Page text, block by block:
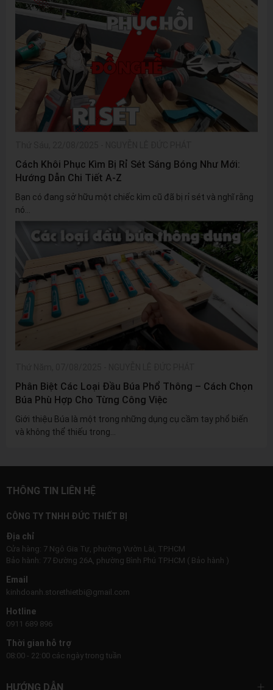
Cách Khôi Phục Kìm Bị Rỉ Sét Sáng Bóng Như Mới:
Hướng Dẫn Chi Tiết A-Z
Bạn có đang sở hữu một chiếc kìm cũ đã bị rỉ sét và nghĩ rằng
nó...
Phân Biệt Các Loại Đầu Búa Phổ Thông – Cách Chọn
Búa Phù Hợp Cho Từng Công Việc
Giới thiệu Búa là một trong những dụng cụ cầm tay phổ biến
và không thể thiếu trong...
THÔNG TIN LIÊN HỆ
CÔNG TY TNHH ĐỨC THIẾT BỊ
Địa chỉ
Cửa hàng: 7 Ngô Gia Tự, phường Vườn Lài, TP.HCM
Bảo hành: 77 Đường 26A, phường Bình Phú TP.HCM ( Bảo hành )
Email
kinhdoanh.storethietbi@gmail.com
Hotline
0911 689 896
Thời gian hỗ trợ
08:00 - 22:00 các ngày trong tuần
HƯỚNG DẪN